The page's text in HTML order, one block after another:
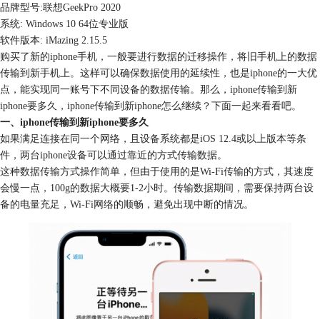
品牌型号:联想GeekPro 2020
系统: Windows 10 64位专业版
软件版本: iMazing 2.15.5
购买了新的iphone手机，一般要进行数据的迁移操作，将旧手机上的数据
传输到新手机上。这样可以确保数据使用的延续性，也是iphone的一大优
点，能实现同一账号下不同设备的数据传输。那么，iphone传输到新
iphone要多久，iphone传输到新iphone怎么继续？下面一起来看看吧。
一、iphone传输到新iphone要多久
如果满足连接在同一个网络，且设备系统都是iOS 12.4或以上版本等条
件，两台iphone设备可以通过靠近的方式传输数据。
这种数据传输方式操作简单，但由于使用的是Wi-Fi传输的方式，其速度
会慢一点，100g的数据大概要1-2小时。传输数据期间，需要保持两台设
备的电量充足，Wi-Fi网络的顺畅，避免出现中断的情况。